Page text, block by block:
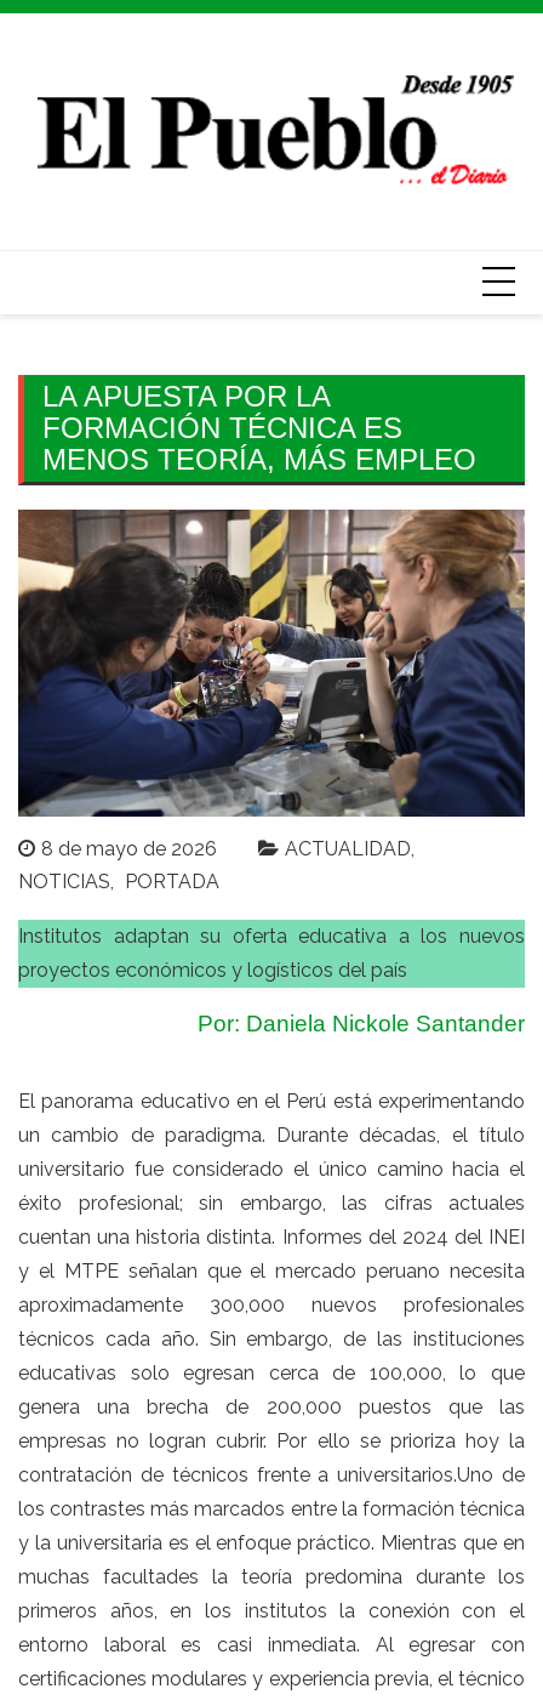
Skip
LA APUESTA POR LA
FORMACIÓN TÉCNICA ES
MENOS TEORÍA, MÁS EMPLEO
8 de mayo de 2026
ACTUALIDAD
NOTICIAS
PORTADA
Institutos adaptan su oferta educativa a los nuevos
proyectos económicos y logísticos del país
Por: Daniela Nickole Santander
El panorama educativo en el Perú está experimentando
un cambio de paradigma. Durante décadas, el título
universitario fue considerado el único camino hacia el
éxito profesional; sin embargo, las cifras actuales
cuentan una historia distinta. Informes del 2024 del INEI
y el MTPE señalan que el mercado peruano necesita
aproximadamente 300,000 nuevos profesionales
técnicos cada año. Sin embargo, de las instituciones
educativas solo egresan cerca de 100,000, lo que
genera una brecha de 200,000 puestos que las
empresas no logran cubrir. Por ello se prioriza hoy la
contratación de técnicos frente a universitarios.Uno de
los contrastes más marcados entre la formación técnica
y la universitaria es el enfoque práctico. Mientras que en
muchas facultades la teoría predomina durante los
primeros años, en los institutos la conexión con el
entorno laboral es casi inmediata. Al egresar con
certificaciones modulares y experiencia previa, el técnico